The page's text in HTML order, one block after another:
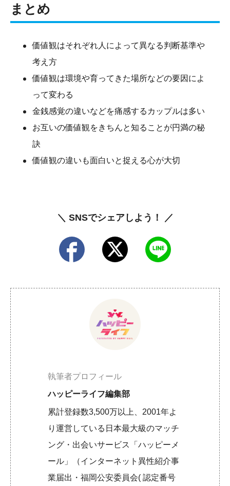
まとめ
価値観はそれぞれ人によって異なる判断基準や
考え方
価値観は環境や育ってきた場所などの要因によ
って変わる
金銭感覚の違いなどを痛感するカップルは多い
お互いの価値観をきちんと知ることが円満の秘
訣
価値観の違いも面白いと捉える心が大切
＼ SNSでシェアしよう！ ／
執筆者プロフィール
ハッピーライフ編集部
累計登録数3,500万以上、2001年よ
り運営している日本最大級のマッチ
ング・出会いサービス「ハッピーメ
ール」（インターネット異性紹介事
業届出・福岡公安委員会( 認定番号